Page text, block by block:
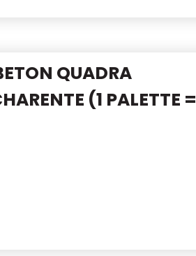
QUADRA
(1 PALETTE =